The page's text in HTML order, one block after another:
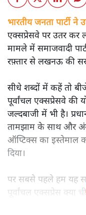
भारतीय जनता पार्टी ने
एक्सप्रेसवे पर उतर
मामले में समाजवादी
रफ़्तार से लखनऊ की
सीधे शब्दों में कहें तो
पूर्वांचल एक्सप्रेसवे की
जल्दबाजी में भी है।
तामझाम के साथ और
ऑप्टिक्स का इस्तेमाल
दिया।
पर सबसे पहले हम यह
पूर्वांचल एक्सप्रेस क्या